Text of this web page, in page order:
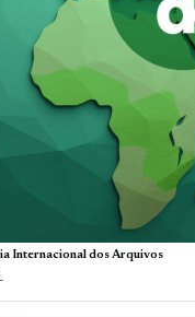
Internacional dos Arquivos